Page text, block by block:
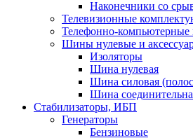
Наконечники со
Телевизионные
Телефонно-
Шины нулевые и
Изоляторы
Шина нулевая
Шина силовая
Шина
Стабилизаторы, ИБП
Генераторы
Бензиновые